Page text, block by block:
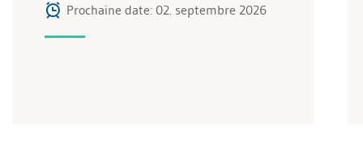
Prochaine date: 02. septembre 2026